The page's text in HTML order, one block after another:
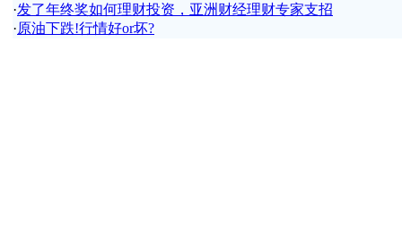
·发了年终奖如何理财投资，亚洲财经理财专家支招
·原油下跌!行情好or坏?